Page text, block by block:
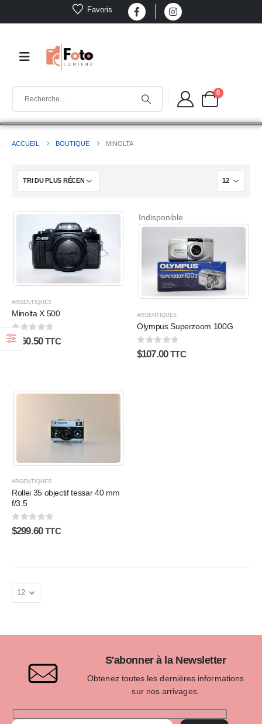
Favoris
0
ACCUEIL BOUTIQUE MINOLTA
ARGENTIQUES
Minolta X 500
0 sur 5
$ 160.50 TTC
Indisponible
ARGENTIQUES
Olympus Superzoom 100G
0sur 5
$107.00 TTC
ARGENTIQUES
Rollei 35 objectif tessar 40 mm
f/3.5
0sur 5
$299.60 TTC
S'abonner à la Newsletter
Obtenez toutes les dernières informations
sur nos arrivages.